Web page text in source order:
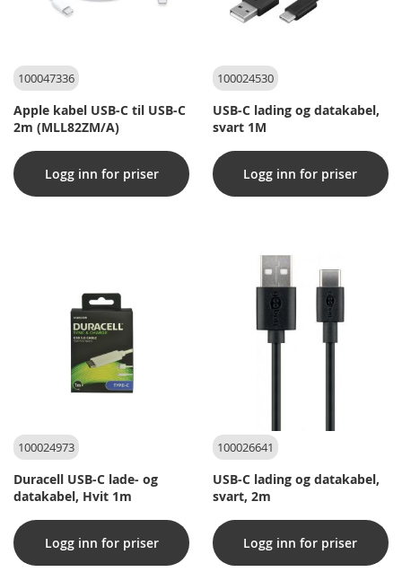
100047336
Apple kabel USB-C til USB-C
2m (MLL82ZM/A)
Logg inn for priser
100024530
USB-C lading og datakabel,
svart 1M
Logg inn for priser
100024973
Duracell USB-C lade- og
datakabel, Hvit 1m
Logg inn for priser
100026641
USB-C lading og datakabel,
svart, 2m
Logg inn for priser